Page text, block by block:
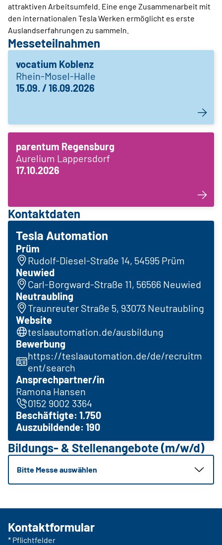
attraktiven Arbeitsumfeld. Eine enge Zusammenarbeit mit
den internationalen Tesla Werken ermöglicht es erste
Auslandserfahrungen zu sammeln.
Messeteilnahmen
vocatium Koblenz
Rhein-Mosel-Halle
15.09. / 16.09.2026
parentum Regensburg
Aurelium Lappersdorf
17.10.2026
Kontaktdaten
Tesla Automation
Prüm
Rudolf-Diesel-Straße 14, 54595 Prüm
Neuwied
Carl-Borgward-Straße 11, 56566 Neuwied
Neutraubling
Traunreuter Straße 5, 93073 Neutraubling
Website
teslaautomation.de/ausbildung
Bewerbung
https://teslaautomation.de/de/recruitm
ent/search
Ansprechpartner/in
Ramona Hansen
0152 9002 3364
Beschäftigte: 1.750
Auszubildende: 190
Bildungs- & Stellenangebote (m/w/d)
Bitte Messe auswählen
Kontaktformular
* Pflichtfelder